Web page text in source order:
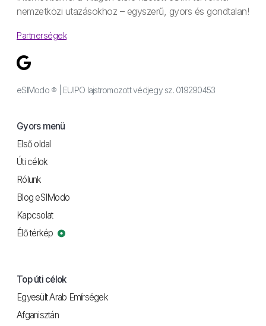
nemzetközi utazásokhoz – egyszerű, gyors és gondtalan!
Partnerségek
eSIModo ® | EUIPO lajstromozott védjegy sz. 019290453
Gyors menü
Első oldal
Úti célok
Rólunk
Blog eSIModo
Kapcsolat
Élő térkép
Top úti célok
Egyesült Arab Emírségek
Afganisztán